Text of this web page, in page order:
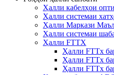
Ҳалли кабелҳои
Ҳалли системаи
Ҳалли Маркази
Ҳалли системаи
Ҳалли FTTX
Ҳалли FTTx
Ҳалли FTTx
Ҳалли FTTx